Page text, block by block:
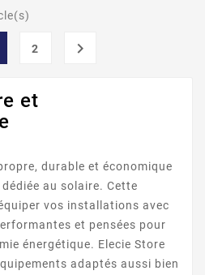
2 
et
durable et économique
au solaire. Cette
vos installations avec
et pensées pour
énergétique. Elecie Store
adaptés aussi bien